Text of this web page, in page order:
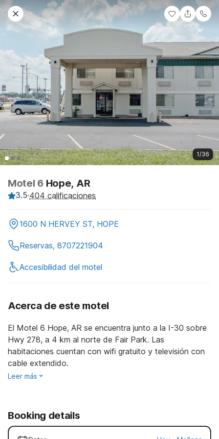
1/36
Motel 6 Hope, AR
3.5·404 calificaciones
1600 N HERVEY ST, HOPE
Reservas, 8707221904
Accesibilidad del motel
Acerca de este motel
El Motel 6 Hope, AR se encuentra junto a la I-30 sobre
Hwy 278, a 4 km al norte de Fair Park. Las
habitaciones cuentan con wifi gratuito y televisión con
cable extendido.
Leer más
Booking details